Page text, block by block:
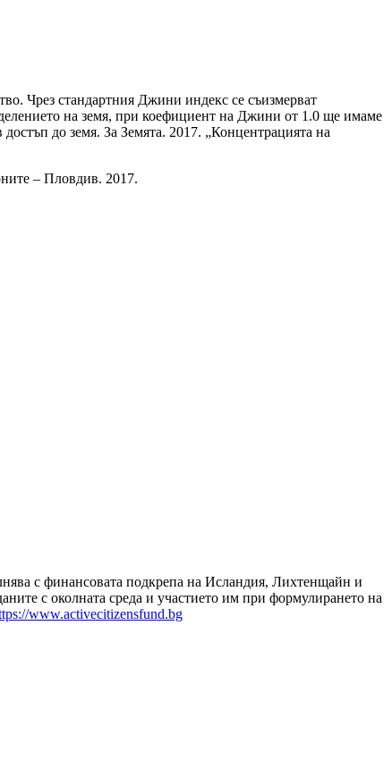
Чрез стандартния Джини индекс се съизмерват
на земя, при коефициент на Джини от 1.0 ще имаме
до земя. За Земята. 2017. „Концентрацията на
– Пловдив. 2017.
с финансовата подкрепа на Исландия, Лихтенщайн и
с околната среда и участието им при формулирането на
www.activecitizensfund.bg